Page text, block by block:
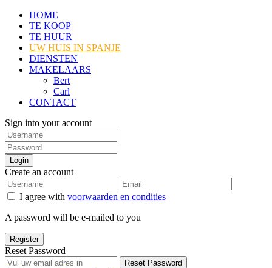
HOME
TE KOOP
TE HUUR
UW HUIS IN SPANJE
DIENSTEN
MAKELAARS
Bert
Carl
CONTACT
Sign into your account
Login
Create an account
I agree with voorwaarden en condities
A password will be e-mailed to you
Register
Reset Password
Reset Password